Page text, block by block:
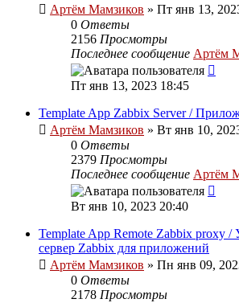
Артём Мамзиков » Пт янв 13,
0 Ответы
2156 Просмотры
Последнее сообщение Артём
Пт янв 13, 2023 18:45
Template App Zabbix Server /
Артём Мамзиков » Вт янв 10,
0 Ответы
2379 Просмотры
Последнее сообщение Артём
Вт янв 10, 2023 20:40
Template App Remote Zabbix proxy
сервер Zabbix для приложений
Артём Мамзиков » Пн янв 09,
0 Ответы
2178 Просмотры